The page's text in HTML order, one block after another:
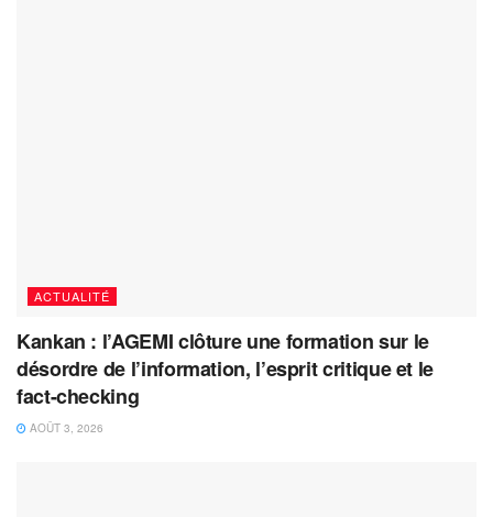
ACTUALITÉ
Kankan : l’AGEMI clôture une formation sur le
désordre de l’information, l’esprit critique et le
fact-checking
AOÛT 3, 2026